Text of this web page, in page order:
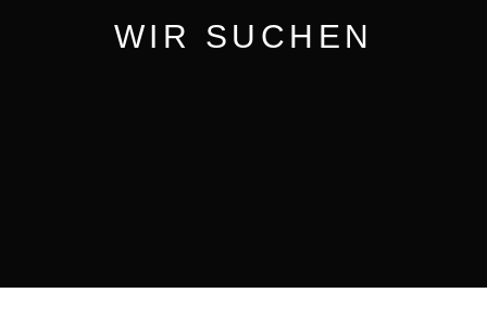
WIR SUCHEN